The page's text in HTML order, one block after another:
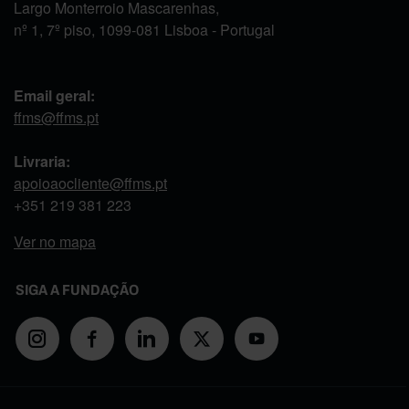
Largo Monterroio Mascarenhas,
nº 1, 7º piso, 1099-081 Lisboa - Portugal
Email geral:
ffms@ffms.pt
Livraria:
apoioaocliente@ffms.pt
+351 219 381 223
Ver no mapa
SIGA A FUNDAÇÃO